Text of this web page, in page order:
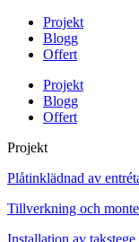
Projekt
Blogg
Offert
Projekt
Blogg
Offert
Projekt
Plåtinklädnad av
Tillverkning och
Installation av